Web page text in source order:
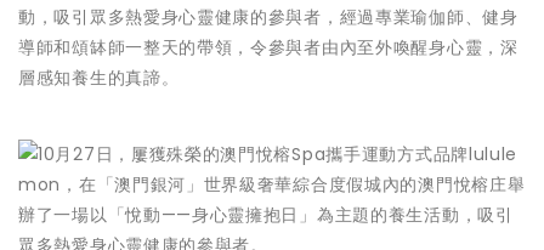
動，吸引眾多熱愛身心靈健康的參與者，經過專業瑜伽師、健身
導師和頌缽師一整天的帶領，令參與者由內至外喚醒身心靈，深
層感知養生的真諦。